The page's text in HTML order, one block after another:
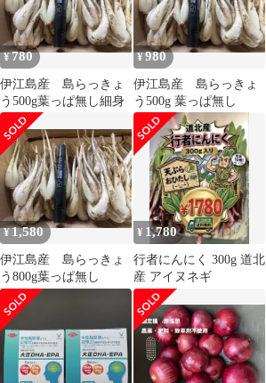
¥780
伊江島産 島らっきょ
う500g葉っぱ無し細身
¥980
伊江島産 島らっきょ
う500g 葉っぱ無し
¥1,580
伊江島産 島らっきょ
う800g葉っぱ無し
¥ 1,780
行者にんにく 300g 道北
産 アイヌネギ